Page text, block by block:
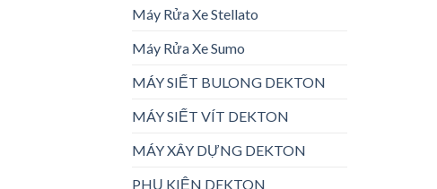
Máy Rửa Xe Stellato
Máy Rửa Xe Sumo
MÁY SIẾT BULONG DEKTON
MÁY SIẾT VÍT DEKTON
MÁY XÂY DỰNG DEKTON
PHỤ KIỆN DEKTON